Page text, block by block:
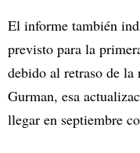
El informe también
previsto para la
debido al retraso de la
Gurman, esa
llegar en septiembre